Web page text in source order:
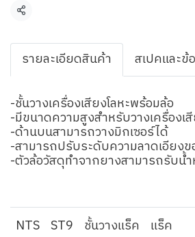
แชร์
รายละเอียดสินค้า สเปคและข้
-ชั้นวางเครื่องเสียงโลหะพร้อมล้อ
-มีขนาดความสูงสำหรับวางเครื่องเ
-ด้านบนสามารถวางมิกเซอร์ได้
-สามารถปรับระดับความลาดเอียงข
-ตัวล้อวัสดุทำจากยางสามารถรับน้
NTS ST9 ชั้นวางแร็ค แร็ค